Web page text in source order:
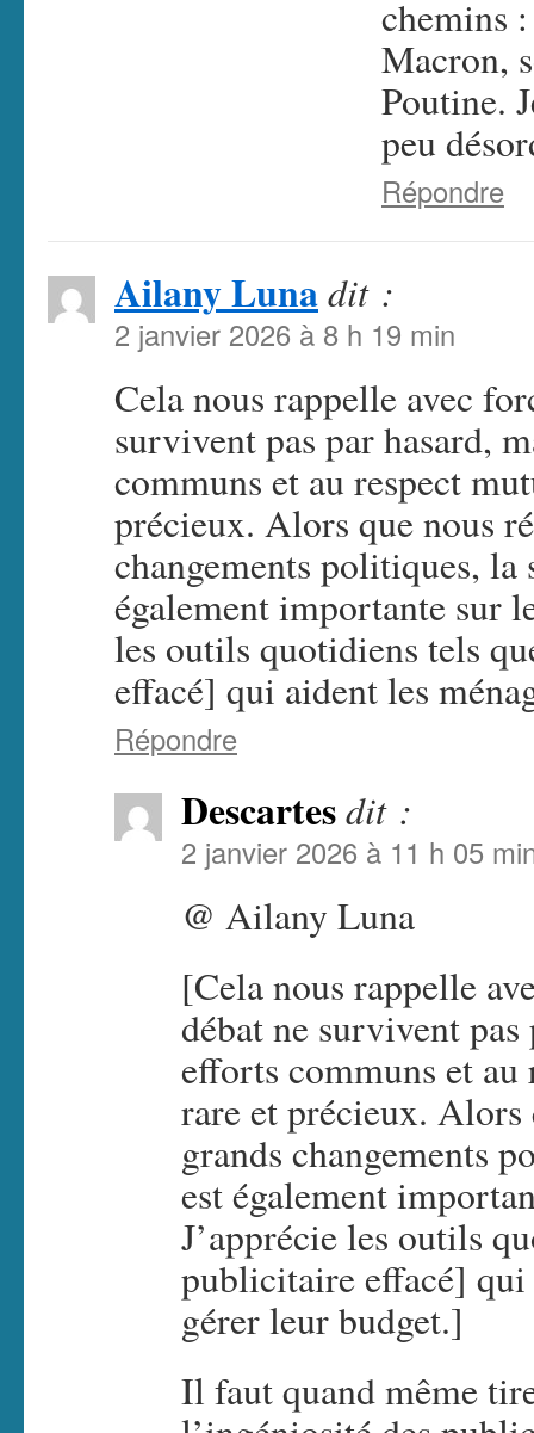
chemins
Macron,
Poutine.
peu
Répondre
Ailany Lunadit :
2 janvier 2026 à 8 h 19 min
Cela nous rappelle avec
survivent pas par hasard,
communs et au respect
précieux. Alors que nous
changements politiques,
également importante sur
les outils quotidiens tels
effacé] qui aident les
Répondre
Descartesdit :
2 janvier 2026 à 11 h 05
@ Ailany Luna
[Cela nous rappelle
débat ne survivent pas
efforts communs et
rare et précieux. Alors
grands changements
est également
J’apprécie les outils
publicitaire effacé] qui
gérer leur budget.]
Il faut quand même